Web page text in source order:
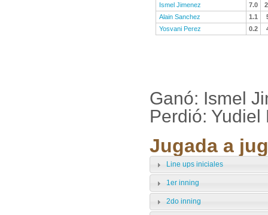
Ismel Jimenez
7.0
Alain Sanchez
1.1
Yosvani Perez
0.2
Ganó: Ismel
Perdió:
Jugada a
Line ups iniciales
1er inning
2do inning